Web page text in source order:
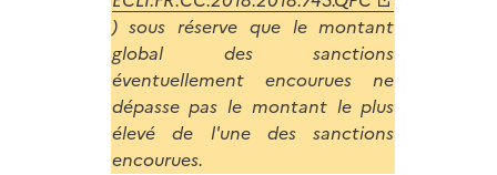
) sous réserve que le montant
global des sanctions
éventuellement encourues ne
dépasse pas le montant le plus
élevé de l'une des sanctions
encourues.